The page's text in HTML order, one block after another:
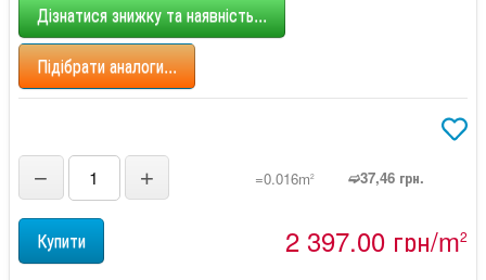
Дізнатися знижку та наявність...
Підібрати аналоги...
− + =0.016m2 ➫37,46 грн.
2 397,00 грн/m2